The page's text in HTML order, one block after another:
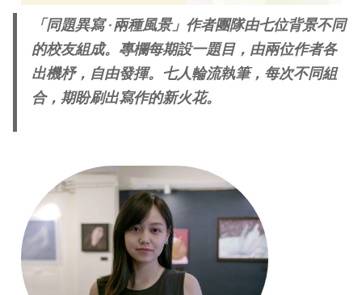
Video Archives
「同題異寫 ‧ 兩種風景」作者團隊由七位背景不同
的校友組成。專欄每期設一題目，由兩位作者各
出機杼，自由發揮。七人輪流執筆，每次不同組
合，期盼刷出寫作的新火花。